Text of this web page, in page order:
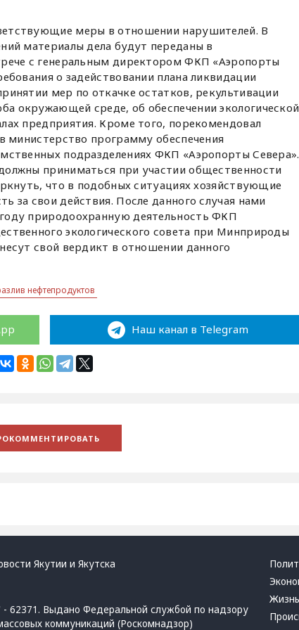
меры в отношении нарушителей. В
материалы дела будут переданы в
с генеральным директором ФКП «Аэропорты
о задействовании плана ликвидации
мер по откачке остатков, рекультивации
окружающей среде, об обеспечении экологической
предприятия. Кроме того, порекомендовал
министерство программу обеспечения
подразделениях ФКП «Аэропорты Севера».
приниматься при участии общественности
что в подобных ситуациях хозяйствующие
за свои действия. После данного случая нами
природоохранную деятельность ФКП
экологического совета при Минприроды
свой вердикт в отношении данного
нефтепродуктов
Наш канал в Telegram
Якутии и Якутска
Выдано Федеральной службой по надзору
коммуникаций (Роскомнадзор)